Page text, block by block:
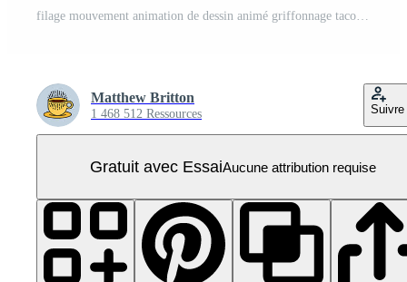
filage mouvement animation de dessin animé griffonnage taco Vidéo Pro
Matthew Britton
1 468 512 Ressources Suivre
Gratuit avec EssaiAucune attribution requise